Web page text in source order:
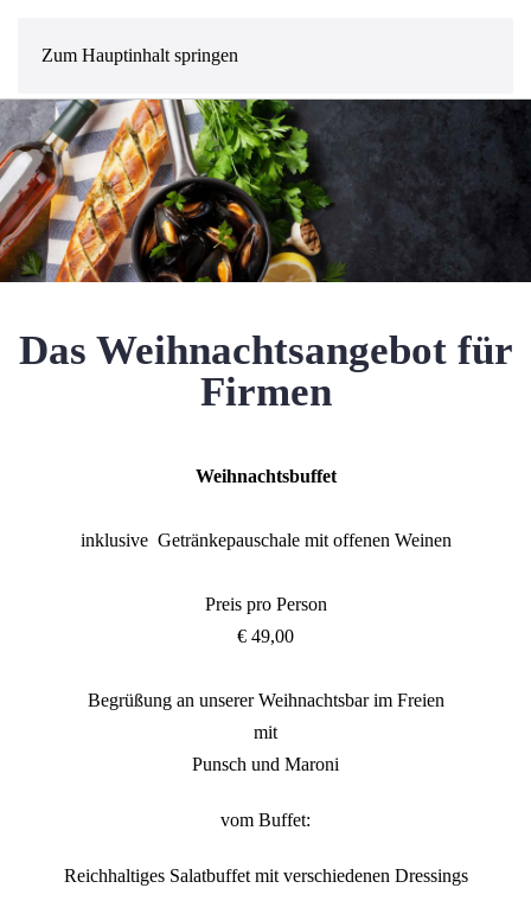
Zum Hauptinhalt springen
Das Weihnachtsangebot für
Firmen
Weihnachtsbuffet
inklusive Getränkepauschale mit offenen Weinen
Preis pro Person
€ 49,00
Begrüßung an unserer Weihnachtsbar im Freien
mit
Punsch und Maroni
vom Buffet:
Reichhaltiges Salatbuffet mit verschiedenen Dressings